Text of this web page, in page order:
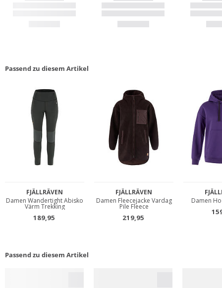
Passend zu diesem Artikel
Passend zu diesem Artikel